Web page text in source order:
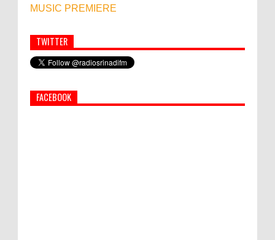
MUSIC PREMIERE
Simbol Persahabatan, RI Bangun Islamic Centre di
Afghanistan
PEMKAB KLUNGKUNG GELAR PASAR
TWITTER
FACEBOOK